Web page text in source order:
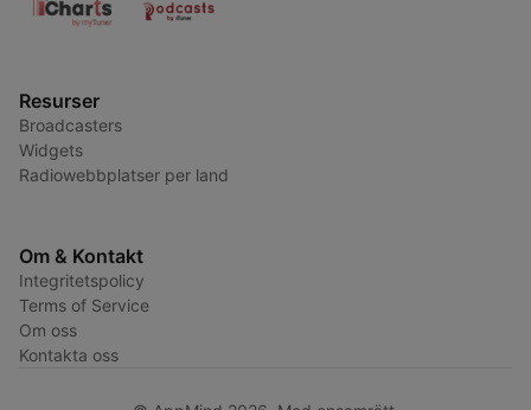
Resurser
Broadcasters
Widgets
Radiowebbplatser per land
Om & Kontakt
Integritetspolicy
Terms of Service
Om oss
Kontakta oss